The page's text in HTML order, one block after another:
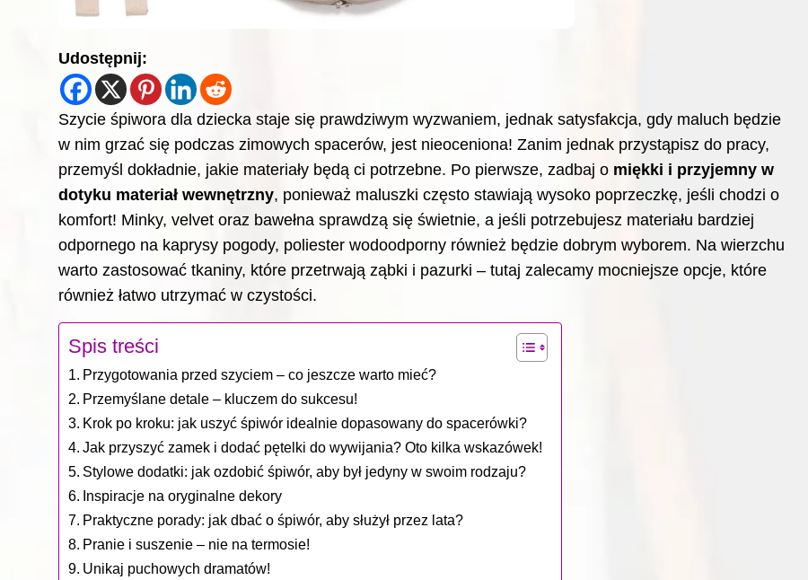
Udostępnij:
Szycie śpiwora dla dziecka staje się prawdziwym wyzwaniem, jednak satysfakcja, gdy maluch będzie
w nim grzać się podczas zimowych spacerów, jest nieoceniona! Zanim jednak przystąpisz do pracy,
przemyśl dokładnie, jakie materiały będą ci potrzebne. Po pierwsze, zadbaj o miękki i przyjemny w
dotyku materiał wewnętrzny, ponieważ maluszki często stawiają wysoko poprzeczkę, jeśli chodzi o
komfort! Minky, velvet oraz bawełna sprawdzą się świetnie, a jeśli potrzebujesz materiału bardziej
odpornego na kaprysy pogody, poliester wodoodporny również będzie dobrym wyborem. Na wierzchu
warto zastosować tkaniny, które przetrwają ząbki i pazurki – tutaj zalecamy mocniejsze opcje, które
również łatwo utrzymać w czystości.
Spis treści
Przygotowania przed szyciem – co jeszcze warto mieć?
Przemyślane detale – kluczem do sukcesu!
Krok po kroku: jak uszyć śpiwór idealnie dopasowany do spacerówki?
Jak przyszyć zamek i dodać pętelki do wywijania? Oto kilka wskazówek!
Stylowe dodatki: jak ozdobić śpiwór, aby był jedyny w swoim rodzaju?
Inspiracje na oryginalne dekory
Praktyczne porady: jak dbać o śpiwór, aby służył przez lata?
Pranie i suszenie – nie na termosie!
Unikaj puchowych dramatów!